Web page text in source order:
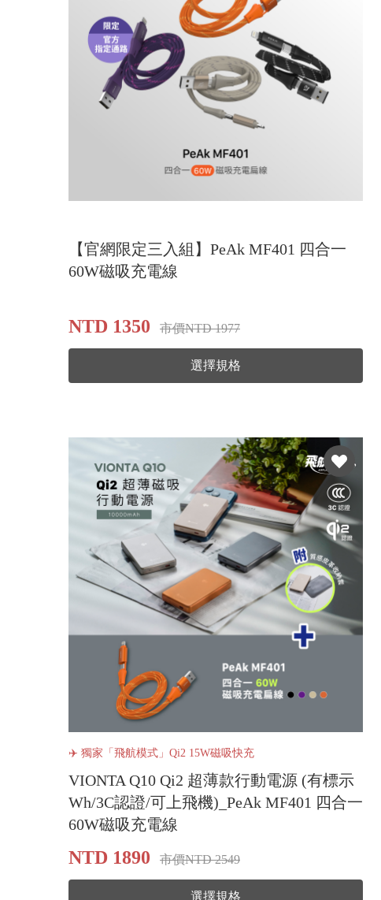
【官網限定三入組】PeAk MF401 四合一
60W磁吸充電線
NTD 1350 市價NTD 1977
選擇規格
✈️ 獨家「飛航模式」Qi2 15W磁吸快充
VIONTA Q10 Qi2 超薄款行動電源 (有標示
Wh/3C認證/可上飛機)_PeAk MF401 四合一
60W磁吸充電線
NTD 1890 市價NTD 2549
選擇規格